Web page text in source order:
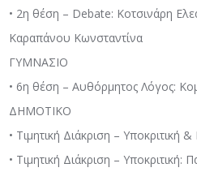
• 2η θέση – Debate: Κοτσινάρη
Καραπάνου Κωνσταντίνα
ΓΥΜΝΑΣΙΟ
• 6η θέση – Αυθόρμητος Λόγος:
ΔΗΜΟΤΙΚΟ
• Τιμητική Διάκριση –
• Τιμητική Διάκριση –